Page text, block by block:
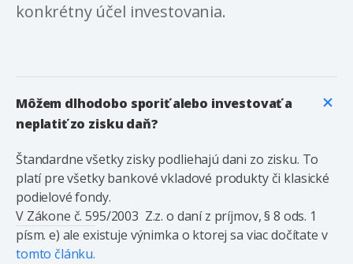
konkrétny účel investovania.
Môžem dlhodobo sporiť alebo investovať a
neplatiť zo zisku daň?
Štandardne všetky zisky podliehajú dani zo zisku. To
platí pre všetky bankové vkladové produkty či klasické
podielové fondy.
V Zákone č. 595/2003 Z.z. o daní z príjmov, § 8 ods. 1
písm. e) ale existuje výnimka o ktorej sa viac dočítate v
tomto článku.